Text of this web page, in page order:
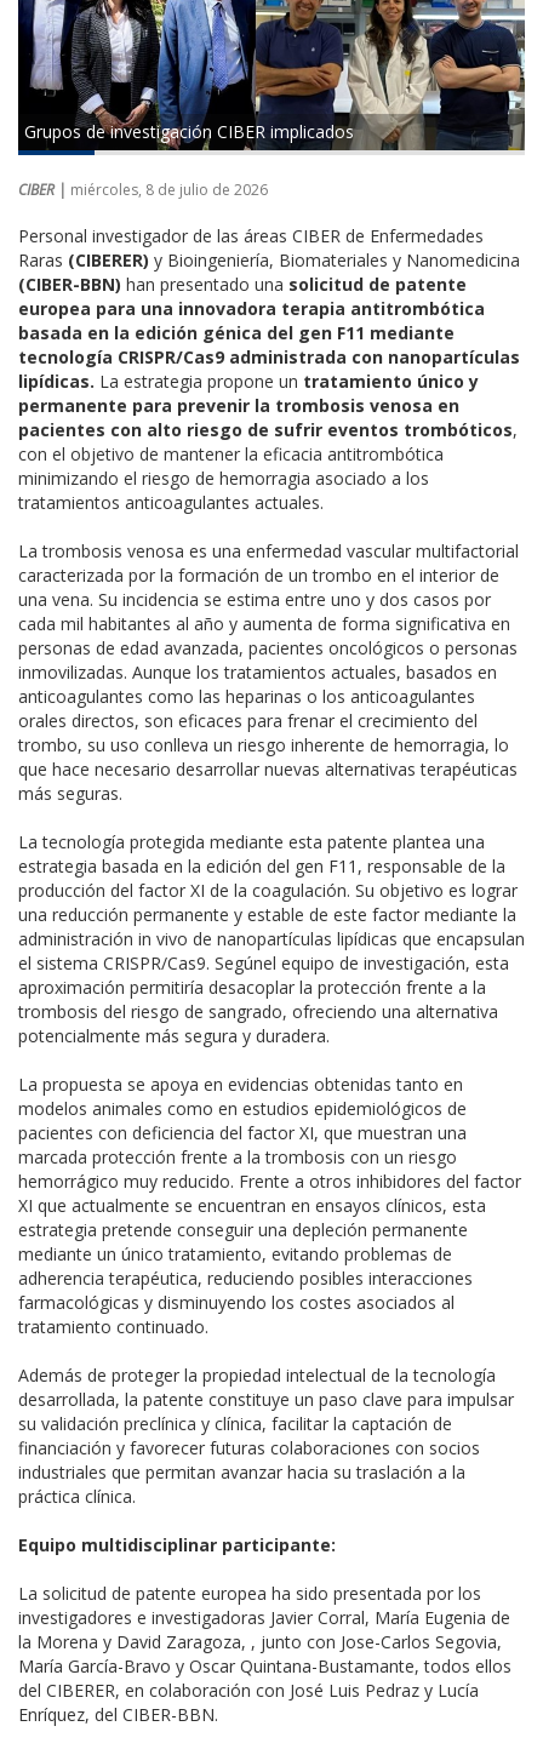
Grupos de investigación CIBER implicados
CIBER | miércoles, 8 de julio de 2026
Personal investigador de las áreas CIBER de Enfermedades
Raras (CIBERER) y Bioingeniería, Biomateriales y Nanomedicina
(CIBER-BBN) han presentado una solicitud de patente
europea para una innovadora terapia antitrombótica
basada en la edición génica del gen F11 mediante
tecnología CRISPR/Cas9 administrada con nanopartículas
lipídicas. La estrategia propone un tratamiento único y
permanente para prevenir la trombosis venosa en
pacientes con alto riesgo de sufrir eventos trombóticos,
con el objetivo de mantener la eficacia antitrombótica
minimizando el riesgo de hemorragia asociado a los
tratamientos anticoagulantes actuales.
La trombosis venosa es una enfermedad vascular multifactorial
caracterizada por la formación de un trombo en el interior de
una vena. Su incidencia se estima entre uno y dos casos por
cada mil habitantes al año y aumenta de forma significativa en
personas de edad avanzada, pacientes oncológicos o personas
inmovilizadas. Aunque los tratamientos actuales, basados en
anticoagulantes como las heparinas o los anticoagulantes
orales directos, son eficaces para frenar el crecimiento del
trombo, su uso conlleva un riesgo inherente de hemorragia, lo
que hace necesario desarrollar nuevas alternativas terapéuticas
más seguras.
La tecnología protegida mediante esta patente plantea una
estrategia basada en la edición del gen F11, responsable de la
producción del factor XI de la coagulación. Su objetivo es lograr
una reducción permanente y estable de este factor mediante la
administración in vivo de nanopartículas lipídicas que encapsulan
el sistema CRISPR/Cas9. Segúnel equipo de investigación, esta
aproximación permitiría desacoplar la protección frente a la
trombosis del riesgo de sangrado, ofreciendo una alternativa
potencialmente más segura y duradera.
La propuesta se apoya en evidencias obtenidas tanto en
modelos animales como en estudios epidemiológicos de
pacientes con deficiencia del factor XI, que muestran una
marcada protección frente a la trombosis con un riesgo
hemorrágico muy reducido. Frente a otros inhibidores del factor
XI que actualmente se encuentran en ensayos clínicos, esta
estrategia pretende conseguir una depleción permanente
mediante un único tratamiento, evitando problemas de
adherencia terapéutica, reduciendo posibles interacciones
farmacológicas y disminuyendo los costes asociados al
tratamiento continuado.
Además de proteger la propiedad intelectual de la tecnología
desarrollada, la patente constituye un paso clave para impulsar
su validación preclínica y clínica, facilitar la captación de
financiación y favorecer futuras colaboraciones con socios
industriales que permitan avanzar hacia su traslación a la
práctica clínica.
Equipo multidisciplinar participante:
La solicitud de patente europea ha sido presentada por los
investigadores e investigadoras Javier Corral, María Eugenia de
la Morena y David Zaragoza, , junto con Jose-Carlos Segovia,
María García-Bravo y Oscar Quintana-Bustamante, todos ellos
del CIBERER, en colaboración con José Luis Pedraz y Lucía
Enríquez, del CIBER-BBN.